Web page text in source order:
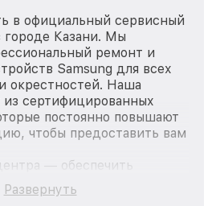
в официальный сервисный
городе Казани. Мы
ремонт и
Samsung для всех
окрестностей. Наша
из сертифицированных
постоянно повышают
чтобы предоставить вам
— обеспечить
ремонт для
продукции Samsung,
Развернуть